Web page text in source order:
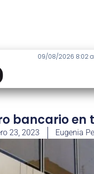
09/08/2026 8:02
bancario en
23, 2023 Eugenia